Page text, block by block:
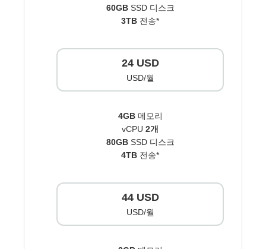
60GBSSD 디스크
3TB 전송*
24 USD
USD/월
4GB메모리
vCPU 2개
80GBSSD 디스크
4TB 전송*
44 USD
USD/월